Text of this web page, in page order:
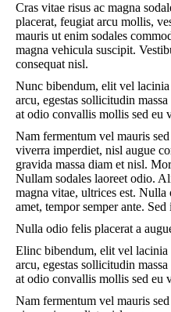
Cras vitae risus ac magna
placerat, feugiat arcu mollis,
mauris ut enim sodales
magna vehicula suscipit.
consequat nisl.
Nunc bibendum, elit vel
arcu, egestas sollicitudin
at odio convallis mollis sed eu
Nam fermentum vel mauris
viverra imperdiet, nisl augue
gravida massa diam et nisl.
Nullam sodales laoreet odio.
magna vitae, ultrices est.
amet, tempor semper ante.
Nulla odio felis placerat a
Elinc bibendum, elit vel lacinia
arcu, egestas sollicitudin
at odio convallis mollis sed eu
Nam fermentum vel mauris